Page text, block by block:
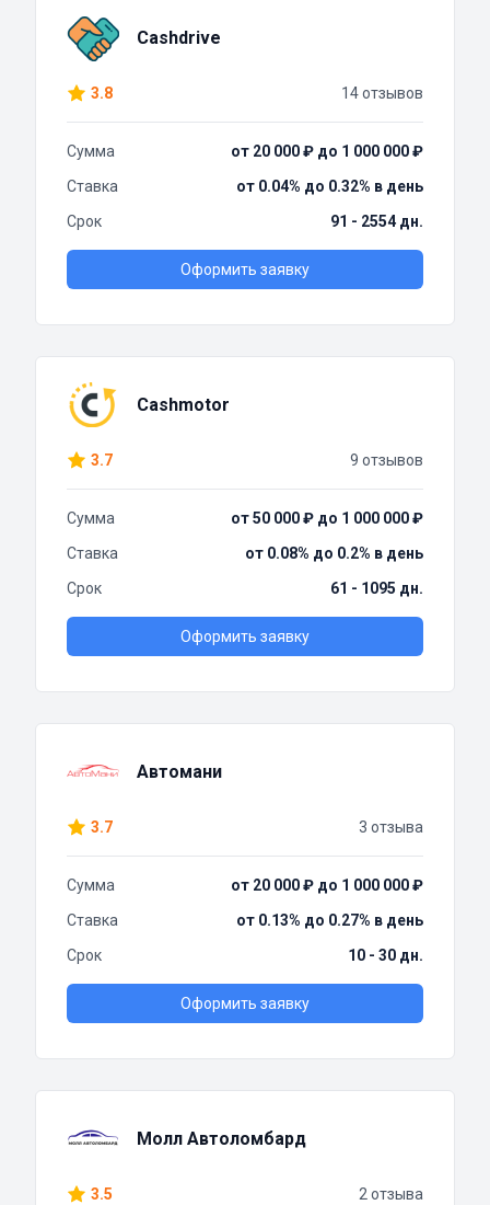
Cashdrive
3.8 14 отзывов
Сумма
от 20 000 ₽ до 1 000 000 ₽
Ставка
от 0.04% до 0.32% в день
Срок
91 - 2554 дн.
Оформить заявку
Cashmotor
3.7 9 отзывов
Сумма
от 50 000 ₽ до 1 000 000 ₽
Ставка
от 0.08% до 0.2% в день
Срок
61 - 1095 дн.
Оформить заявку
Автомани
3.7 3 отзыва
Сумма
от 20 000 ₽ до 1 000 000 ₽
Ставка
от 0.13% до 0.27% в день
Срок
10 - 30 дн.
Оформить заявку
Молл Автоломбард
3.5 2 отзыва